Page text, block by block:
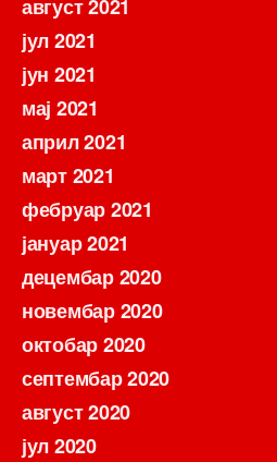
август 2021
јул 2021
јун 2021
мај 2021
април 2021
март 2021
фебруар 2021
јануар 2021
децембар 2020
новембар 2020
октобар 2020
септембар 2020
август 2020
јул 2020